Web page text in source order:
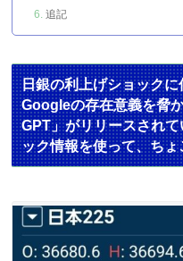
追記
日銀の利上げショック
Googleの存在意義を脅
GPT」がリリースされ
ック情報を使って、ち